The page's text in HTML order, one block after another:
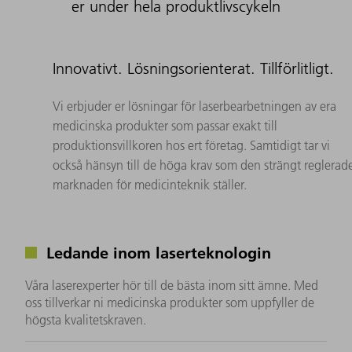
er under hela produktlivscykeln
Innovativt. Lösningsorienterat. Tillförlitligt.
Vi erbjuder er lösningar för laserbearbetningen av era
medicinska produkter som passar exakt till
produktionsvillkoren hos ert företag. Samtidigt tar vi
också hänsyn till de höga krav som den strängt
marknaden för medicinteknik ställer.
Ledande inom laserteknologin
Våra laserexperter hör till de bästa inom sitt ämne. Med
oss tillverkar ni medicinska produkter som uppfyller de
högsta kvalitetskraven.